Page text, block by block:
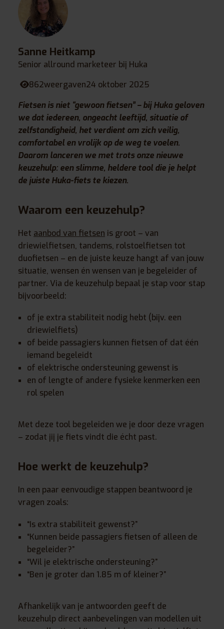
Sanne Heitkamp
Senior allround marketeer bij Huka
862weergaven24 oktober 2025
Fietsen is niet “gewoon fietsen” – bij Huka geloven
we dat iedereen, ongeacht leeftijd, situatie of
zelfstandigheid, het verdient om zich veilig,
comfortabel en vrolijk op de weg te voelen.
Daarom lanceren we met trots onze nieuwe
keuzehulp: een slimme, heldere tool die je helpt
de juiste Huka-fiets te kiezen.
Waarom een keuzehulp?
Het aanbod van fietsen is groot – van
driewielfietsen, tandems, rolstoelfietsen tot
duofietsen – en de juiste keuze hangt af van jouw
situatie, wensen én wensen van je begeleider of
partner. Via de keuzehulp bepaal je stap voor stap
bijvoorbeeld:
of je extra stabiliteit nodig hebt (bijv. een
driewielfiets)
of beide passagiers kunnen fietsen of dat één
iemand begeleidt
of elektrische ondersteuning gewenst is
en of lengte of andere fysieke kenmerken een
rol spelen
Met deze tool begeleiden we je door deze vragen
– zodat jij je fiets vindt die écht past.
Hoe werkt de keuzehulp?
In een paar eenvoudige stappen beantwoord je
vragen zoals:
“Is extra stabiliteit gewenst?”
“Kunnen beide passagiers fietsen of alleen de
begeleider?”
“Wil je elektrische ondersteuning?”
“Ben je groter dan 1.85 m of kleiner?”
Afhankelijk van je antwoorden geeft de
keuzehulp direct aanbevelingen van modellen uit